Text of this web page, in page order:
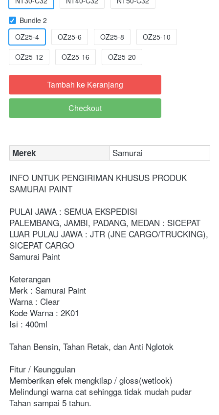
Bundle 2
OZ25-4
OZ25-6 OZ25-8 OZ25-10
OZ25-12 OZ25-16 OZ25-20
`
Tambah ke Keranjang
`
Checkout
Merek Samurai
INFO UNTUK PENGIRIMAN KHUSUS PRODUK
SAMURAI PAINT
PULAI JAWA : SEMUA EKSPEDISI
PALEMBANG, JAMBI, PADANG, MEDAN : SICEPAT
LUAR PULAU JAWA : JTR (JNE CARGO/TRUCKING),
SICEPAT CARGO
Samurai Paint
Keterangan
Merk : Samurai Paint
Warna : Clear
Kode Warna : 2K01
Isi : 400ml
Tahan Bensin, Tahan Retak, dan Anti Nglotok
Fitur / Keunggulan
Memberikan efek mengkilap / gloss(wetlook)
Melindungi warna cat sehingga tidak mudah pudar
Tahan sampai 5 tahun.